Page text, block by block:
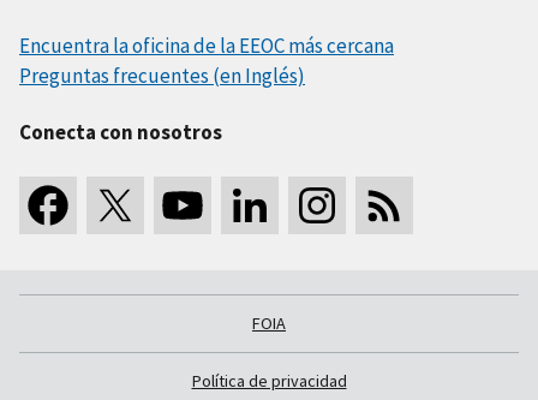
Encuentra la oficina de la EEOC más cercana
Preguntas frecuentes (en Inglés)
Conecta con nosotros
FOIA
Política de privacidad